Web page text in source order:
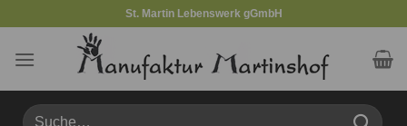
springen
St. Martin Lebenswerk gGmbH
Suche